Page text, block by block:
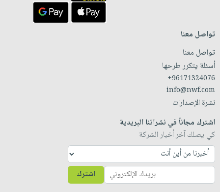
تواصل معنا
تواصل معنا
أسئلة يتكرر طرحها
+96171324076
info@nwf.com
نشرة الإصدارات
اشترك مجاناً في نشراتنا البريدية
كي يصلك آخر أخبار الشركة
اشترك